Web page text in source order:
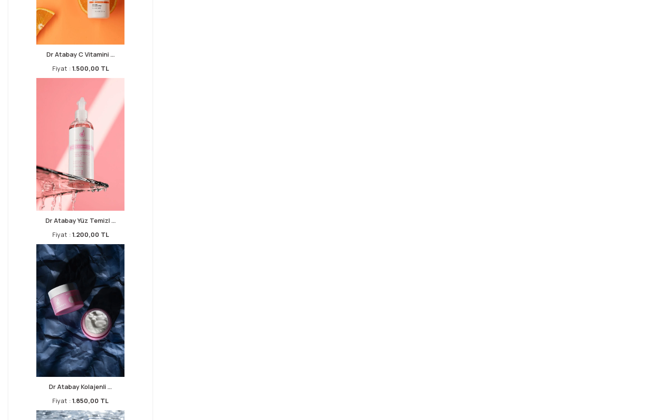
Dr Atabay C Vitamini ...
Fiyat : 1.500,00 TL
Dr Atabay Yüz Temizl ...
Fiyat : 1.200,00 TL
Dr Atabay Kolajenli ...
Fiyat : 1.850,00 TL